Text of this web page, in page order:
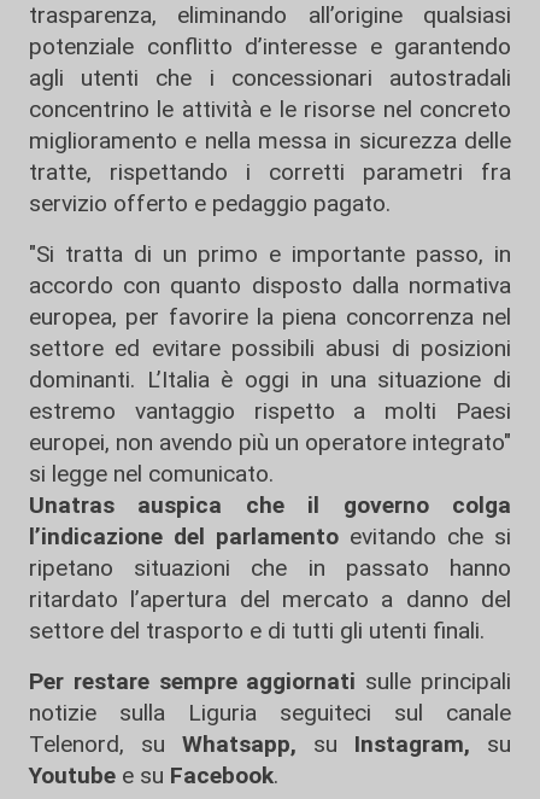
trasparenza, eliminando all’origine qualsiasi
potenziale conflitto d’interesse e garantendo
agli utenti che i concessionari autostradali
concentrino le attività e le risorse nel concreto
miglioramento e nella messa in sicurezza delle
tratte, rispettando i corretti parametri fra
servizio offerto e pedaggio pagato.
"Si tratta di un primo e importante passo, in
accordo con quanto disposto dalla normativa
europea, per favorire la piena concorrenza nel
settore ed evitare possibili abusi di posizioni
dominanti. L’Italia è oggi in una situazione di
estremo vantaggio rispetto a molti Paesi
europei, non avendo più un operatore integrato"
si legge nel comunicato.
Unatras auspica che il governo colga
l’indicazione del parlamento evitando che si
ripetano situazioni che in passato hanno
ritardato l’apertura del mercato a danno del
settore del trasporto e di tutti gli utenti finali.
Per restare sempre aggiornati sulle principali
notizie sulla Liguria seguiteci sul canale
Telenord, su
Whatsapp, su Instagram, su
Youtube e su Facebook.